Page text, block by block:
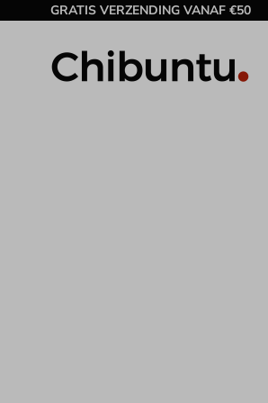
GRATIS VERZENDING VANAF €50
Chibuntu®